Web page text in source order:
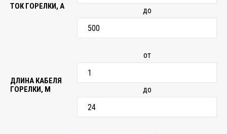
ТОК ГОРЕЛКИ, А до
ДЛИНА КАБЕЛЯ
ГОРЕЛКИ, М
от
до